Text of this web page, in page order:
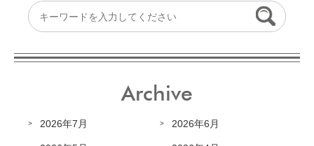
Archive
2026年7月 2026年6月